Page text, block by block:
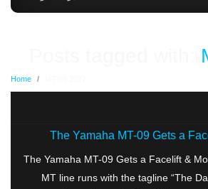
Posts tagged
Home
The Yamaha MT-09 Gets a
The Yamaha MT-09 Gets a Facelift &
MT line runs with the tagline “The